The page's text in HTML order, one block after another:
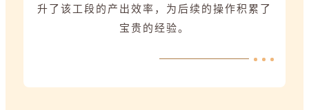
升了该工段的产出效率，为后续的操作积累了
宝贵的经验。